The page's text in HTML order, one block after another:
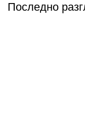
Последно